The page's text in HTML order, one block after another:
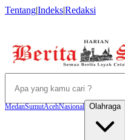
Tentang|Indeks|Redaksi
MedanSumutAcehNasional Olahraga